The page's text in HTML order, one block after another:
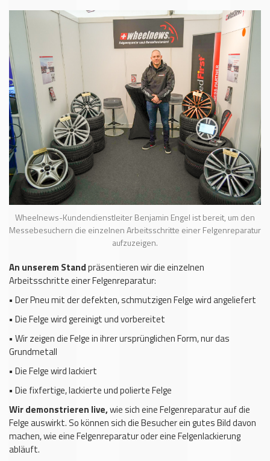
Wheelnews-Kundendienstleiter Benjamin Engel ist bereit, um den
Messebesuchern die einzelnen Arbeitsschritte einer Felgenreparatur
aufzuzeigen.
An unserem Standpräsentieren wir die einzelnen
Arbeitsschritte einer Felgenreparatur:
• Der Pneu mit der defekten, schmutzigen Felge wird angeliefert
• Die Felge wird gereinigt und vorbereitet
• Wir zeigen die Felge in ihrer ursprünglichen Form, nur das
Grundmetall
• Die Felge wird lackiert
• Die fixfertige, lackierte und polierte Felge
Wir demonstrieren live,wie sich eine Felgenreparatur auf die
Felge auswirkt. So können sich die Besucher ein gutes Bild davon
machen, wie eine Felgenreparatur oder eine Felgenlackierung
abläuft.